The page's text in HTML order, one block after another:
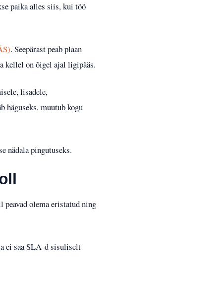
paika alles siis, kui töö
. Seepärast peab plaan
kellel on õigel ajal ligipääs.
lisadele,
muutub kogu
nädala pingutuseks.
olema eristatud ning
ei saa SLA-d sisuliselt